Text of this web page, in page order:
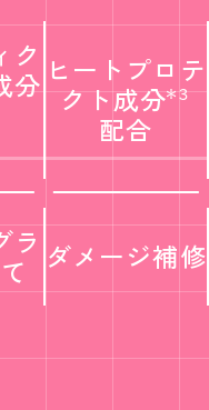
ク
分 ヒートプロテ
クト成分＊3
配合
ラ ダメージ補修